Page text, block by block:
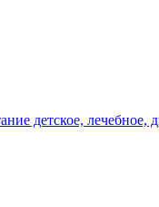
детское, лечебное,